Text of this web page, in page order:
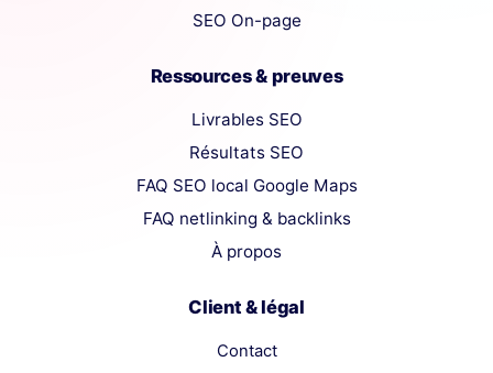
SEO On-page
Ressources & preuves
Livrables SEO
Résultats SEO
FAQ SEO local Google Maps
FAQ netlinking & backlinks
À propos
Client & légal
Contact